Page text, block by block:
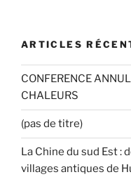
ARTICLES
CONFERENCE
CHALEURS
(pas de titre)
La Chine du sud Est :
villages antiques de